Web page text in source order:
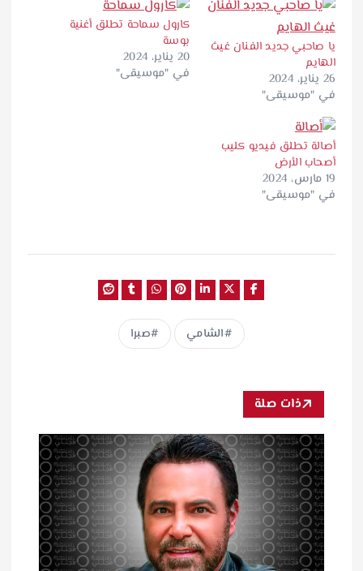
ل
ت
ح
م
ي
ل
…
يا صاحبي جديد الفنان غيث
الهايم
26 يناير، 2024
في "موسيقى"
كارول سماحة تطلق أغنية
بوسة
20 يناير، 2024
في "موسيقى"
أصالة تطلق فيديو كليب
أصحاب الأرض
19 مارس، 2024
في "موسيقى"
الشامي صبرا
ذات صلة